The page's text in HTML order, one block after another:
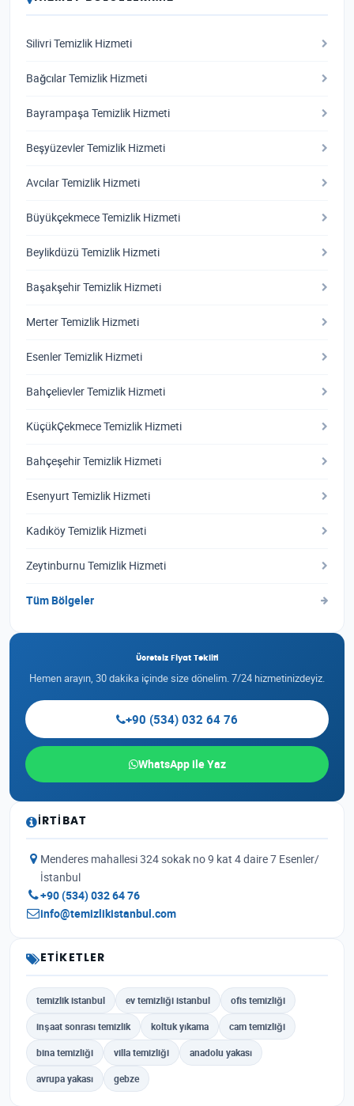
Silivri Temizlik Hizmeti
Bağcılar Temizlik Hizmeti
Bayrampaşa Temizlik Hizmeti
Beşyüzevler Temizlik Hizmeti
Avcılar Temizlik Hizmeti
Büyükçekmece Temizlik Hizmeti
Beylikdüzü Temizlik Hizmeti
Başakşehir Temizlik Hizmeti
Merter Temizlik Hizmeti
Esenler Temizlik Hizmeti
Bahçelievler Temizlik Hizmeti
KüçükÇekmece Temizlik Hizmeti
Bahçeşehir Temizlik Hizmeti
Esenyurt Temizlik Hizmeti
Kadıköy Temizlik Hizmeti
Zeytinburnu Temizlik Hizmeti
Tüm Bölgeler
Ücretsiz Fiyat Teklifi
Hemen arayın, 30 dakika içinde size dönelim. 7/24 hizmetinizdeyiz.
+90 (534) 032 64 76
WhatsApp ile Yaz
İRTIBAT
Menderes mahallesi 324 sokak no 9 kat 4 daire 7 Esenler/
İstanbul
+90 (534) 032 64 76
info@temizlikistanbul.com
ETIKETLER
temizlik istanbul ev temizliği istanbul ofis temizliği
inşaat sonrası temizlik koltuk yıkama cam temizliği
bina temizliği villa temizliği anadolu yakası
avrupa yakası gebze